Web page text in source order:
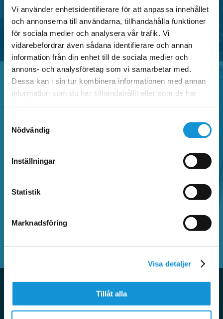
Vi använder enhetsidentifierare för att anpassa innehållet
och annonserna till användarna, tillhandahålla funktioner
för sociala medier och analysera vår trafik. Vi
vidarebefordrar även sådana identifierare och annan
information från din enhet till de sociala medier och
annons- och analysföretag som vi samarbetar med.
Dessa kan i sin tur kombinera informationen med annan
information som du har tillhandahållit eller som de har
Nödvändig
Inställningar
Statistik
Marknadsföring
Visa detaljer
Tillåt alla
SE OMRÅDEN MED P-TILLSTÅND
Vanliga frågor
Sök bland vanliga frågor och hitta information
om Faluappen, parkeringsregler,
kontrollavgift och annat som rör parkering.
Aktuellt